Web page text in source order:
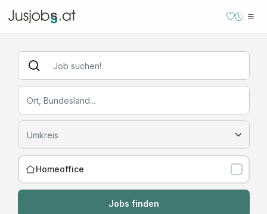
Homeoffice
Jobs finden